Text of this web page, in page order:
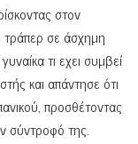
στον
τράπερ σε άσχημη
τι εχει συμβεί
και απάντησε ότι
προσθέτοντας
σύντροφό της.